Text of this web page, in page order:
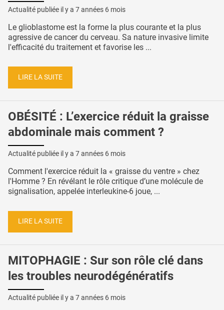
Actualité publiée il y a 7 années 6 mois
Le glioblastome est la forme la plus courante et la plus
agressive de cancer du cerveau. Sa nature invasive limite
l'efficacité du traitement et favorise les ...
LIRE LA SUITE
OBÉSITÉ : L’exercice réduit la graisse
abdominale mais comment ?
Actualité publiée il y a 7 années 6 mois
Comment l'exercice réduit la « graisse du ventre » chez
l'Homme ? En révélant le rôle critique d’une molécule de
signalisation, appelée interleukine-6 ​​joue, ...
LIRE LA SUITE
MITOPHAGIE : Sur son rôle clé dans
les troubles neurodégénératifs
Actualité publiée il y a 7 années 6 mois